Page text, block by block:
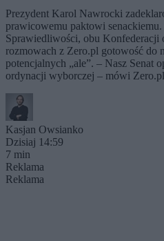
Prezydent Karol Nawrocki
prawicowemu paktowi
Sprawiedliwości, obu Konfederacji
rozmowach z Zero.pl gotowość do
potencjalnych „ale”. – Nasz Senat
ordynacji wyborczej – mówi
Kasjan Owsianko
Dzisiaj 14:59
7 min
Reklama
Reklama